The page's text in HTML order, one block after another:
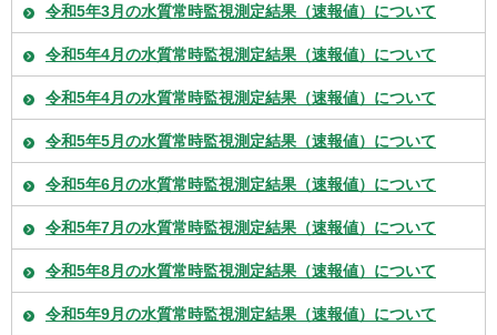
令和5年3月の水質常時監視測定結果（速報値）について
令和5年4月の水質常時監視測定結果（速報値）について
令和5年4月の水質常時監視測定結果（速報値）について
令和5年5月の水質常時監視測定結果（速報値）について
令和5年6月の水質常時監視測定結果（速報値）について
令和5年7月の水質常時監視測定結果（速報値）について
令和5年8月の水質常時監視測定結果（速報値）について
令和5年9月の水質常時監視測定結果（速報値）について